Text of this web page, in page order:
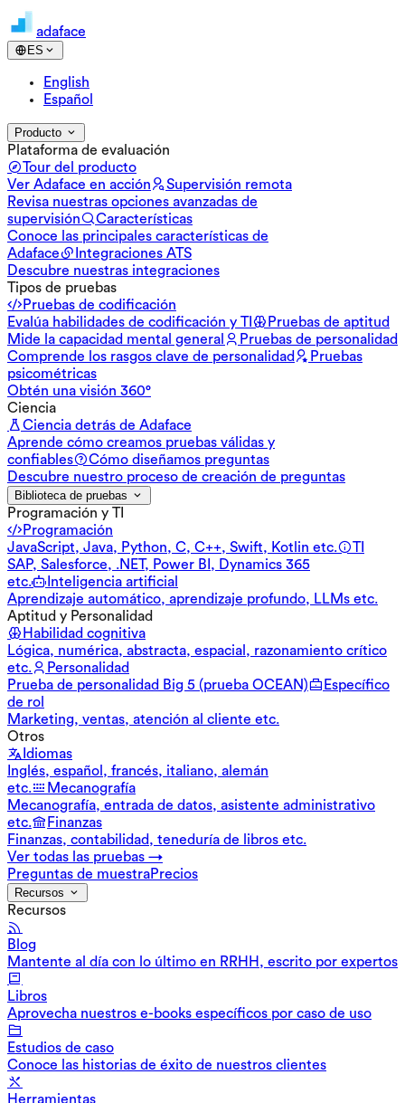
adaface
ES
English
Español
Producto
Plataforma de evaluación
Tour del producto
Ver Adaface en acción
Supervisión remota
Revisa nuestras opciones avanzadas de
supervisión
Características
Conoce las principales características de
Adaface
Integraciones ATS
Descubre nuestras integraciones
Tipos de pruebas
Pruebas de codificación
Evalúa habilidades de codificación y TI
Pruebas de aptitud
Mide la capacidad mental general
Pruebas de personalidad
Comprende los rasgos clave de personalidad
Pruebas
psicométricas
Obtén una visión 360°
Ciencia
Ciencia detrás de Adaface
Aprende cómo creamos pruebas válidas y
confiables
Cómo diseñamos preguntas
Descubre nuestro proceso de creación de preguntas
Biblioteca de pruebas
Programación y TI
Programación
JavaScript, Java, Python, C, C++, Swift, Kotlin etc.
TI
SAP, Salesforce, .NET, Power BI, Dynamics 365
etc.
Inteligencia artificial
Aprendizaje automático, aprendizaje profundo, LLMs etc.
Aptitud y Personalidad
Habilidad cognitiva
Lógica, numérica, abstracta, espacial, razonamiento crítico
etc.
Personalidad
Prueba de personalidad Big 5 (prueba OCEAN)
Específico
de rol
Marketing, ventas, atención al cliente etc.
Otros
Idiomas
Inglés, español, francés, italiano, alemán
etc.
Mecanografía
Mecanografía, entrada de datos, asistente administrativo
etc.
Finanzas
Finanzas, contabilidad, teneduría de libros etc.
Ver todas las pruebas →
Preguntas de muestraPrecios
Recursos
Recursos
Blog
Mantente al día con lo último en RRHH, escrito por expertos
Libros
Aprovecha nuestros e-books específicos por caso de uso
Estudios de caso
Conoce las historias de éxito de nuestros clientes
Herramientas